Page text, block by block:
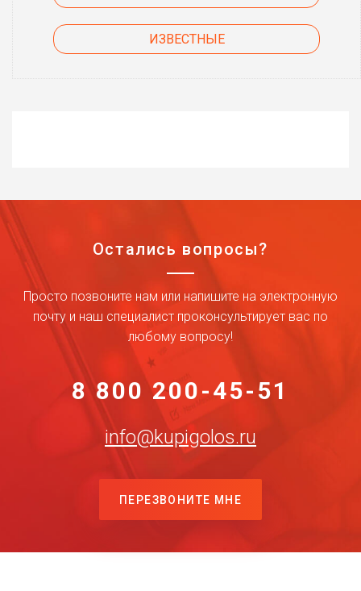
ИЗВЕСТНЫЕ
Остались вопросы?
Просто позвоните нам или напишите на электронную
почту и наш специалист проконсультирует вас по
любому вопросу!
8 800 200-45-51
info@kupigolos.ru
ПЕРЕЗВОНИТЕ МНЕ